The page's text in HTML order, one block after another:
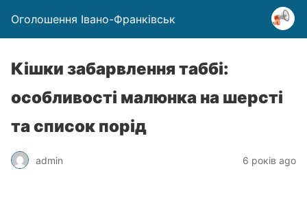
Оголошення Івано-Франківськ
Кішки забарвлення таббі:
особливості малюнка на шерсті
та список порід
admin 6 років ago